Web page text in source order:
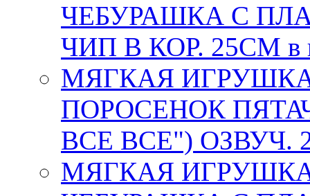
ЧЕБУРАШКА С
ЧИП В КОР. 25СМ в
МЯГКАЯ
ПОРОСЕНОК
ВСЕ ВСЕ") ОЗВУЧ.
МЯГКАЯ